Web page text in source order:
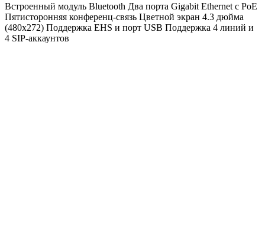
Встроенный модуль Bluetooth Два порта Gigabit Ethernet с PoE
Пятисторонняя конференц-связь Цветной экран 4.3 дюйма
(480x272) Поддержка EHS и порт USB Поддержка 4 линий и
4 SIP-аккаунтов